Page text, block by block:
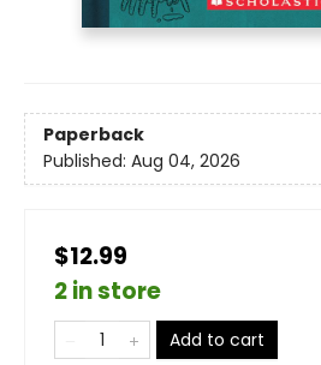
Paperback
Published: Aug 04, 2026
$12.99
2 in store
Add to cart